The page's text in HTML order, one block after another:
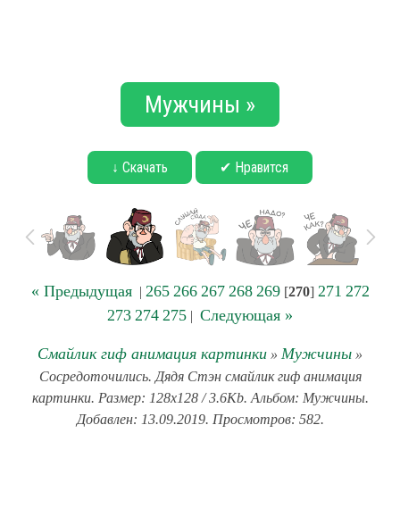
Мужчины »
↓ Скачать ✔ Нравится
« Предыдущая| 265 266 267 268 269[270] 271 272
273 274 275 | Следующая »
Смайлик гиф анимация картинки » Мужчины »
Сосредоточились. Дядя Стэн смайлик гиф анимация
картинки. Размер: 128x128 / 3.6Kb. Альбом: Мужчины.
Добавлен: 13.09.2019. Просмотров: 582.